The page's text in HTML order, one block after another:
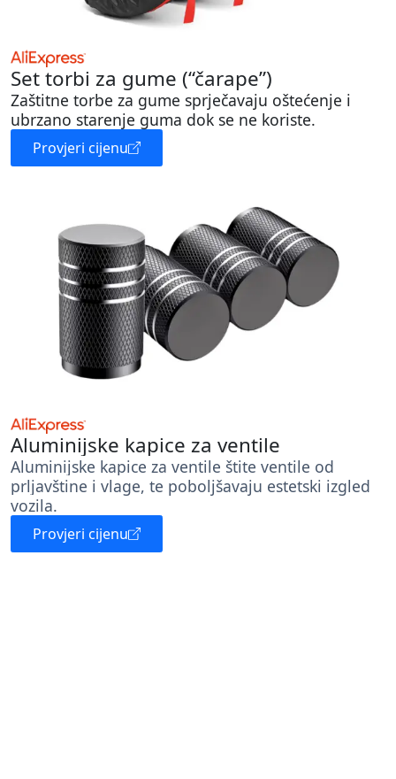
Set torbi za gume (“čarape”)
Zaštitne torbe za gume sprječavaju oštećenje i
ubrzano starenje guma dok se ne koriste.
Provjeri cijenu
Aluminijske kapice za ventile
Aluminijske kapice za ventile štite ventile od
prljavštine i vlage, te poboljšavaju estetski izgled
vozila.
Provjeri cijenu